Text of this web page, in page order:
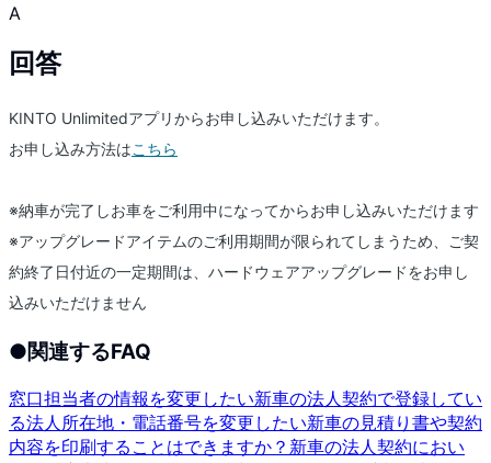
A
回答
KINTO Unlimitedアプリからお申し込みいただけます。
お申し込み方法はこちら
※納車が完了しお車をご利用中になってからお申し込みいただけます
※アップグレードアイテムのご利用期間が限られてしまうため、ご契
約終了日付近の一定期間は、ハードウェアアップグレードをお申し
込みいただけません
●関連するFAQ
窓口担当者の情報を変更したい新車の法人契約で登録してい
る法人所在地・電話番号を変更したい新車の見積り書や契約
内容を印刷することはできますか？ 新車の法人契約におい